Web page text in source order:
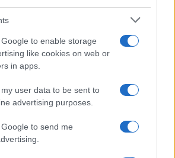
to enable storage
like cookies on web or
in apps.
user data to be sent to
advertising purposes.
to send me
autótolvajok, rosszul tették
igazságszolgáltatás egy
Dreyfust